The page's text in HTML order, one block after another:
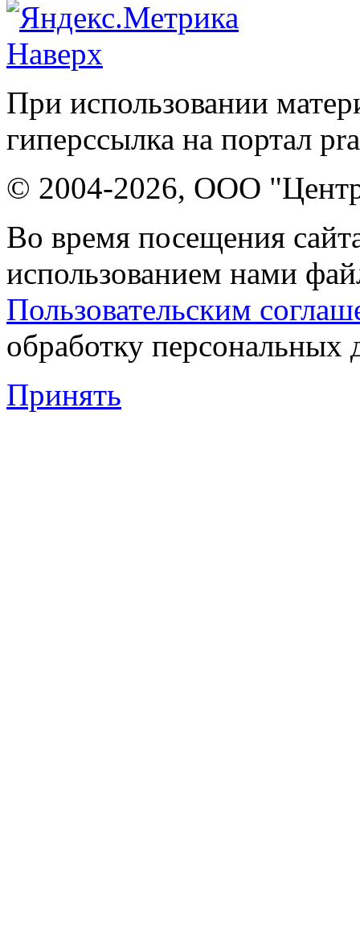
Наверх
При использовании
гиперссылка на портал
© 2004-2026, ООО "Центр
Во время посещения
использованием нами
Пользовательским
обработку персональных
Принять